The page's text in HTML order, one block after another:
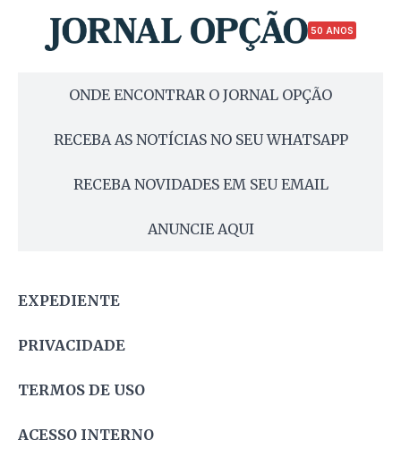
50 ANOS
ONDE ENCONTRAR O JORNAL OPÇÃO
RECEBA AS NOTÍCIAS NO SEU WHATSAPP
RECEBA NOVIDADES EM SEU EMAIL
ANUNCIE AQUI
EXPEDIENTE
PRIVACIDADE
TERMOS DE USO
ACESSO INTERNO